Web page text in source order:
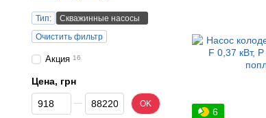
6
Тип:
Скважинные насосы
Очистить фильтр
Акция 16
Цена, грн
От Цена, грн
До Цена, грн OK